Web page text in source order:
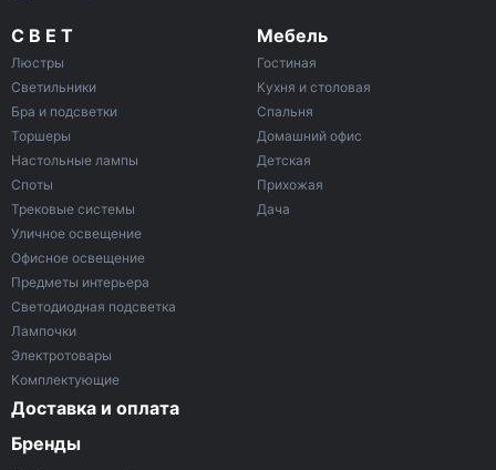
С В Е Т
Люстры
Светильники
Бра и подсветки
Торшеры
Настольные лампы
Споты
Трековые системы
Уличное освещение
Офисное освещение
Предметы интерьера
Светодиодная подсветка
Лампочки
Электротовары
Комплектующие
Мебель
Гостиная
Кухня и столовая
Спальня
Домашний офис
Детская
Прихожая
Дача
Доставка и оплата
Бренды